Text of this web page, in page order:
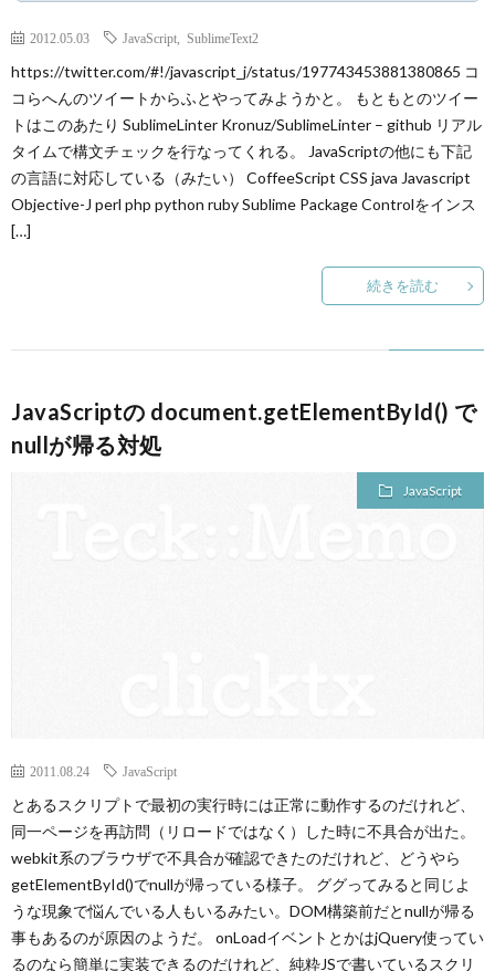
2012.05.03 JavaScript SublimeText2
https://twitter.com/#!/javascript_j/status/197743453881380865 コ
コらへんのツイートからふとやってみようかと。 もともとのツイー
トはこのあたり SublimeLinter Kronuz/SublimeLinter – github リアル
タイムで構文チェックを行なってくれる。 JavaScriptの他にも下記
の言語に対応している（みたい） CoffeeScript CSS java Javascript
Objective-J perl php python ruby Sublime Package Controlをインス
[…]
続きを読む
JavaScriptの document.getElementById() で
nullが帰る対処
JavaScript
2011.08.24 JavaScript
とあるスクリプトで最初の実行時には正常に動作するのだけれど、
同一ページを再訪問（リロードではなく）した時に不具合が出た。
webkit系のブラウザで不具合が確認できたのだけれど、どうやら
getElementById()でnullが帰っている様子。 ググってみると同じよ
うな現象で悩んでいる人もいるみたい。DOM構築前だとnullが帰る
事もあるのが原因のようだ。 onLoadイベントとかはjQuery使ってい
るのなら簡単に実装できるのだけれど、純粋JSで書いているスクリ